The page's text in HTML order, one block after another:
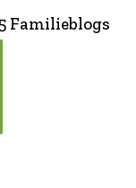
Familieblogs